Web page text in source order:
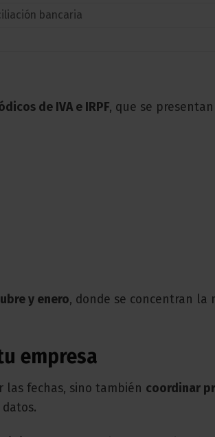
bancaria
de IVA e IRPF, que se
y enero, donde se concentran la
empresa
fechas, sino también coordinar